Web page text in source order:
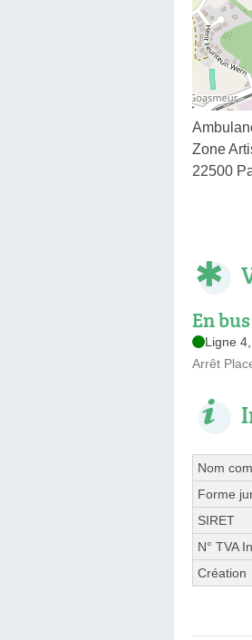
Zone
22500
En bus
Ligne
Arrêt
Nom
Forme
SIRET
N° TVA
Création